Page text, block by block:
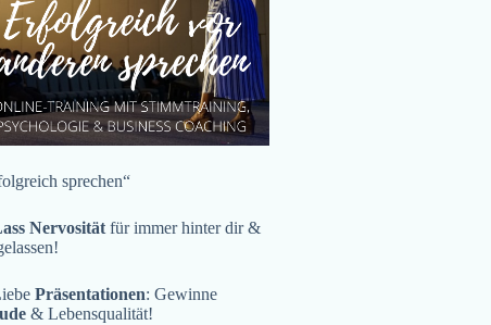
sprechen“
Nervosität für immer hinter dir &
Präsentationen: Gewinne
& Lebensqualität!